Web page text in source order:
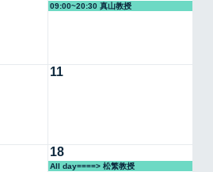
09:00~20:30 真山教授
11
18
All day====> 松繁教授